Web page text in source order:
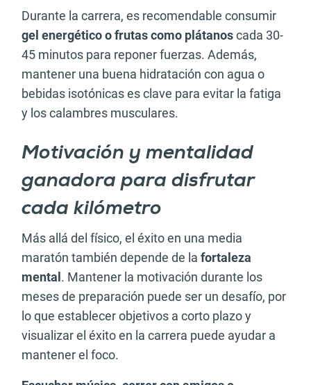
Durante la carrera, es recomendable consumir
gel energético o frutas como plátanoscada 30-
45 minutos para reponer fuerzas. Además,
mantener una buena hidratación con agua o
bebidas isotónicas es clave para evitar la fatiga
y los calambres musculares.
Motivación y mentalidad
ganadora para disfrutar
cada kilómetro
Más allá del físico, el éxito en una media
maratón también depende de la fortaleza
mental . Mantener la motivación durante los
meses de preparación puede ser un desafío, por
lo que establecer objetivos a corto plazo y
visualizar el éxito en la carrera puede ayudar a
mantener el foco.